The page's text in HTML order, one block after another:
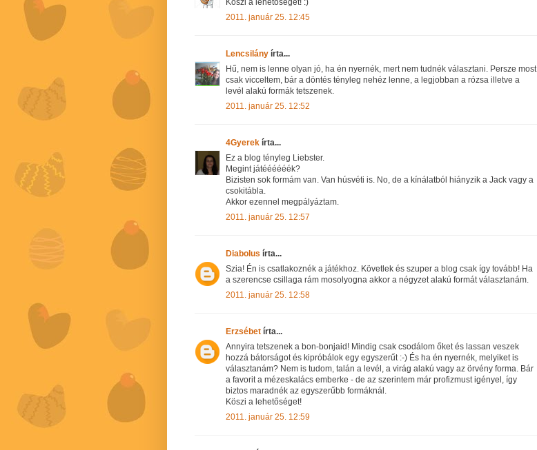
Köszi a lehetőséget! :)
2011. január 25. 12:45
Lencsilány írta...
Hű, nem is lenne olyan jó, ha én nyernék, mert nem tudnék választani. Persze most
csak vicceltem, bár a döntés tényleg nehéz lenne, a legjobban a rózsa illetve a
levél alakú formák tetszenek.
2011. január 25. 12:52
4Gyerek írta...
Ez a blog tényleg Liebster.
Megint játéééééék?
Bizisten sok formám van. Van húsvéti is. No, de a kínálatból hiányzik a Jack vagy a
csokitábla.
Akkor ezennel megpályáztam.
2011. január 25. 12:57
Diabolus írta...
Szia! Én is csatlakoznék a játékhoz. Követlek és szuper a blog csak így tovább! Ha
a szerencse csillaga rám mosolyogna akkor a négyzet alakú formát választanám.
2011. január 25. 12:58
Erzsébet írta...
Annyira tetszenek a bon-bonjaid! Mindig csak csodálom őket és lassan veszek
hozzá bátorságot és kipróbálok egy egyszerűt :-) És ha én nyernék, melyiket is
választanám? Nem is tudom, talán a levél, a virág alakú vagy az örvény forma. Bár
a favorit a mézeskalács emberke - de az szerintem már profizmust igényel, így
biztos maradnék az egyszerűbb formáknál.
Köszi a lehetőséget!
2011. január 25. 12:59